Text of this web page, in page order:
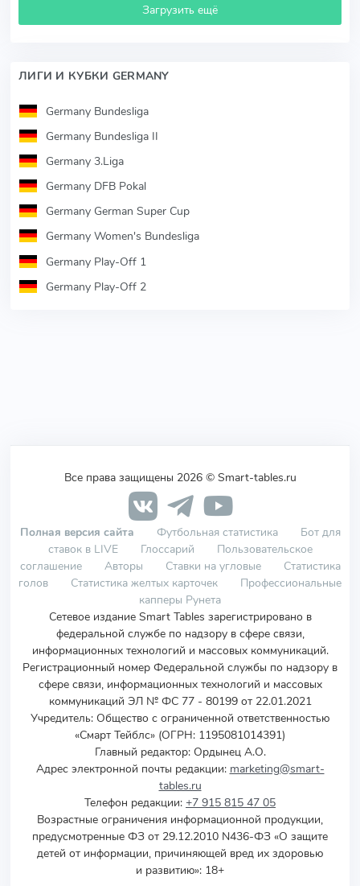
Загрузить ещё
ЛИГИ И КУБКИ GERMANY
Germany Bundesliga
Germany Bundesliga II
Germany 3.Liga
Germany DFB Pokal
Germany German Super Cup
Germany Women's Bundesliga
Germany Play-Off 1
Germany Play-Off 2
Все права защищены 2026 © Smart-tables.ru
Полная версия сайта Футбольная статистика
Бот для
ставок в LIVE
Глоссарий
Пользовательское
соглашение
Авторы Ставки на угловые
Статистика
голов
Статистика желтых карточек
Профессиональные
капперы Рунета
Сетевое издание Smart Tables зарегистрировано в
федеральной службе по надзору в сфере связи,
информационных технологий и массовых коммуникаций.
Регистрационный номер Федеральной службы по надзору в
сфере связи, информационных технологий и массовых
коммуникаций ЭЛ № ФС 77 - 80199 от 22.01.2021
Учредитель: Общество с ограниченной ответственностью
«Смарт Тейблс» (ОГРН: 1195081014391)
Главный редактор: Ордынец А.О.
Адрес электронной почты редакции: marketing@smart-
tables.ru
Телефон редакции: +7 915 815 47 05
Возрастные ограничения информационной продукции,
предусмотренные ФЗ от 29.12.2010 N436-ФЗ «О защите
детей от информации, причиняющей вред их здоровью
и развитию»: 18+